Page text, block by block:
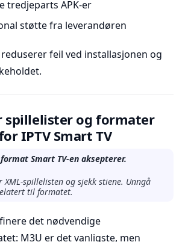
tredjeparts APK-er
støtte fra leverandøren
feil ved installasjonen og
spillelister og formater
IPTV Smart TV
Smart TV-en aksepterer.
XML-spillelisten og sjekk stiene. Unngå
til formatet.
det nødvendige
M3U er det vanligste, men